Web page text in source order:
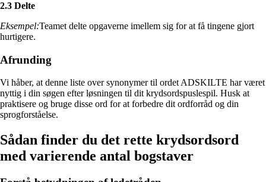
2.3 Delte
Eksempel:Teamet delte opgaverne imellem sig for at få tingene gjort
hurtigere.
Afrunding
Vi håber, at denne liste over synonymer til ordet ADSKILTE har været
nyttig i din søgen efter løsningen til dit krydsordspuslespil. Husk at
praktisere og bruge disse ord for at forbedre dit ordforråd og din
sprogforståelse.
Sådan finder du det rette krydsordsord
med varierende antal bogstaver